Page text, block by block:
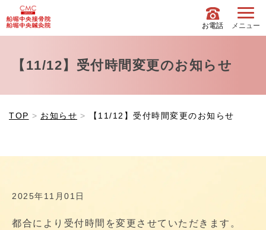
お電話 メニュー
【11/12】受付時間変更のお知らせ
TOP お知らせ 【11/12】受付時間変更のお知らせ
2025年11月01日
都合により受付時間を変更させていただきます。